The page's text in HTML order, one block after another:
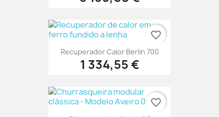
Recuperador Calor Berlin 700
1 334,55 €
favorite_border
favorite_border